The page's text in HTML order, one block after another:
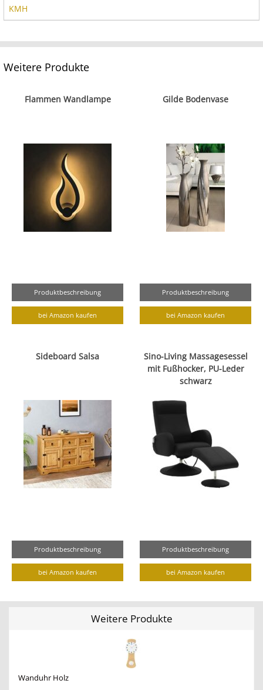
KMH
Weitere Produkte
Flammen Wandlampe
Produktbeschreibung
bei Amazon kaufen
Gilde Bodenvase
Produktbeschreibung
bei Amazon kaufen
Sideboard Salsa
Produktbeschreibung
bei Amazon kaufen
Sino-Living Massagesessel
mit Fußhocker, PU-Leder
schwarz
Produktbeschreibung
bei Amazon kaufen
Weitere Produkte
Wanduhr Holz